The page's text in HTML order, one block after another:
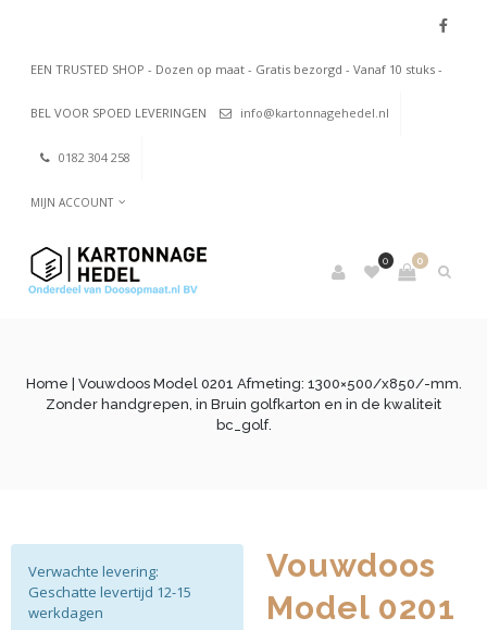
EEN TRUSTED SHOP - Dozen op maat - Gratis bezorgd - Vanaf 10 stuks -
BEL VOOR SPOED LEVERINGEN info@kartonnagehedel.nl
0182 304 258
MIJN ACCOUNT
0
0
Home | Vouwdoos Model 0201 Afmeting: 1300×500/x850/-mm.
Zonder handgrepen, in Bruin golfkarton en in de kwaliteit
bc_golf.
Vouwdoos
Model 0201
Verwachte levering:
Geschatte levertijd 12-15
werkdagen